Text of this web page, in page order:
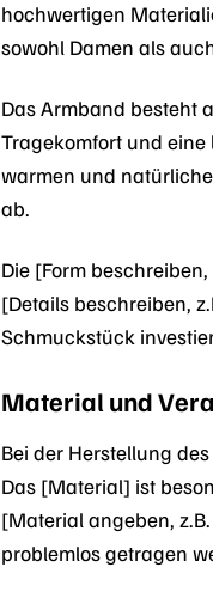
hochwertigen
sowohl Damen als
Das Armband besteht
Tragekomfort und
warmen und
ab.
Die [Form
[Details beschreiben,
Schmuckstück
Material und
Bei der Herstellung des
Das [Material] ist
[Material angeben,
problemlos getragen